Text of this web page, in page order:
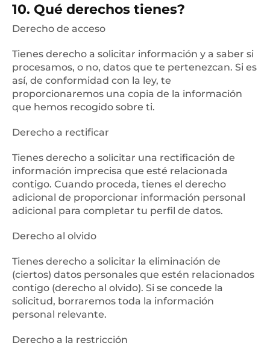
10. Qué derechos tienes?
Derecho de acceso
Tienes derecho a solicitar información y a saber si
procesamos, o no, datos que te pertenezcan. Si es
así, de conformidad con la ley, te
proporcionaremos una copia de la información
que hemos recogido sobre ti.
Derecho a rectificar
Tienes derecho a solicitar una rectificación de
información imprecisa que esté relacionada
contigo. Cuando proceda, tienes el derecho
adicional de proporcionar información personal
adicional para completar tu perfil de datos.
Derecho al olvido
Tienes derecho a solicitar la eliminación de
(ciertos) datos personales que estén relacionados
contigo (derecho al olvido). Si se concede la
solicitud, borraremos toda la información
personal relevante.
Derecho a la restricción